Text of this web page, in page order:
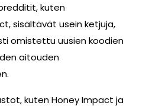
kuten
sisältävät usein ketjuja,
omistettu uusien koodien
aitouden
kuten Honey Impact ja